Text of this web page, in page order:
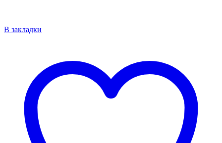
В закладки